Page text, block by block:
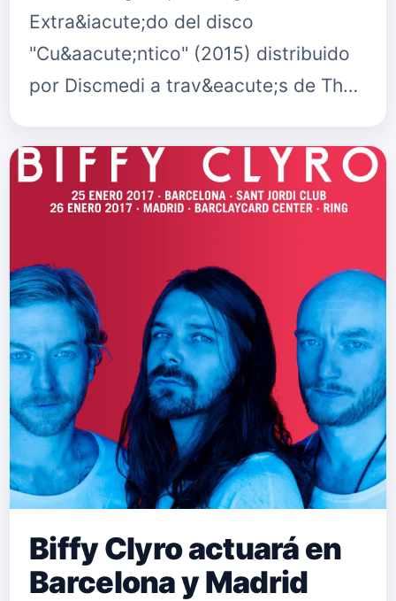
Extra&iacute;do del disco
"Cu&aacute;ntico" (2015) distribuido
por Discmedi a trav&eacute;s de The
tiendas Fnac, El Corte Ingl&eacute;s,
…
Biffy Clyro actuará en
Barcelona y Madrid